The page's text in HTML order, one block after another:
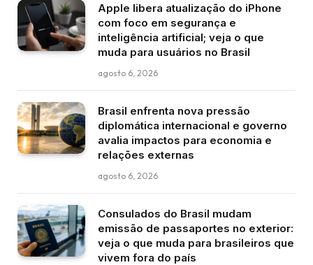
Apple libera atualização do iPhone
com foco em segurança e
inteligência artificial; veja o que
muda para usuários no Brasil
agosto 6, 2026
Brasil enfrenta nova pressão
diplomática internacional e governo
avalia impactos para economia e
relações externas
agosto 6, 2026
Consulados do Brasil mudam
emissão de passaportes no exterior:
veja o que muda para brasileiros que
vivem fora do país